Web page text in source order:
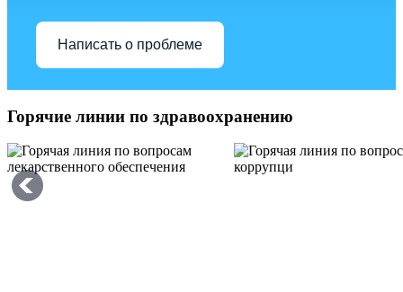
Написать о проблеме
Горячие линии по здравоохранению